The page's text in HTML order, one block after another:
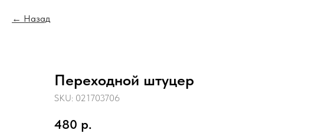
Назад
Переходной штуцер
SKU: 021703706
480 р.